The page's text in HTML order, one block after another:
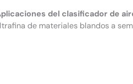
del clasificador de
de materiales blandos a